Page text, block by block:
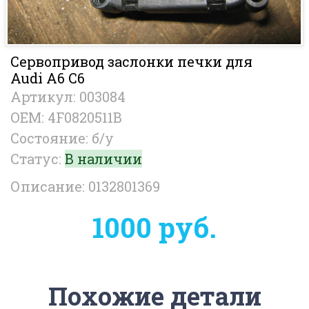
Сервопривод заслонки печки для
Audi A6 C6
Артикул: 003084
OEM: 4F0820511B
Состояние: б/у
Статус: В наличии
Описание: 0132801369
1000 руб.
Похожие детали